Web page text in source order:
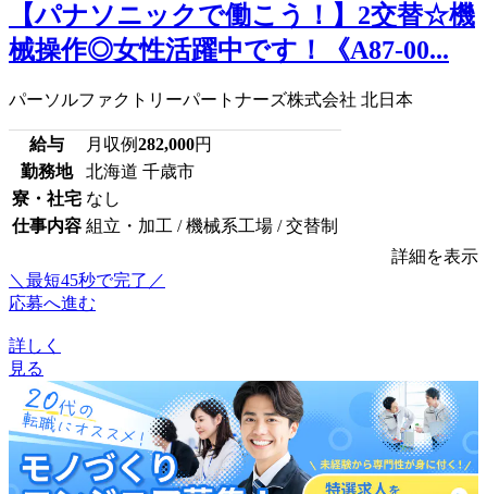
【パナソニックで働こう！】2交替☆機
械操作◎女性活躍中です！《A87-00...
パーソルファクトリーパートナーズ株式会社 北日本
給与 月収例282,000円
勤務地
北海道 千歳市
寮・社宅 なし
仕事内容 組立・加工 / 機械系工場 / 交替制
詳細を表示
＼最短45秒で完了／
応募へ進む
詳しく
見る